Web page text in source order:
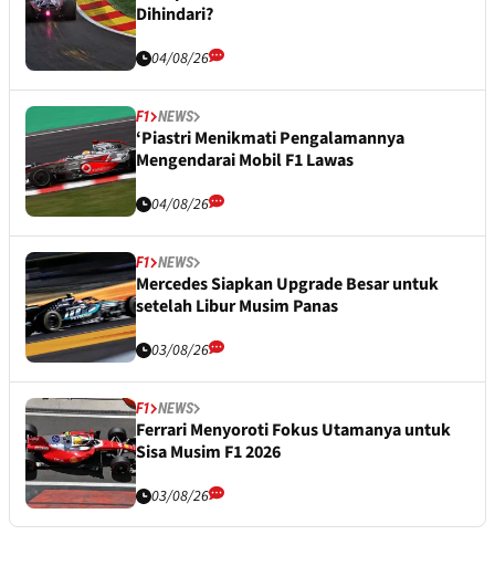
Dihindari?
04/08/26
F1 NEWS
‘Piastri Menikmati Pengalamannya
Mengendarai Mobil F1 Lawas
04/08/26
F1 NEWS
Mercedes Siapkan Upgrade Besar untuk
setelah Libur Musim Panas
03/08/26
F1 NEWS
Ferrari Menyoroti Fokus Utamanya untuk
Sisa Musim F1 2026
03/08/26